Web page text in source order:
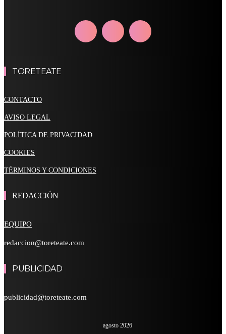
TORETEATE
CONTACTO
AVISO LEGAL
POLÍTICA DE PRIVACIDAD
COOKIES
TÉRMINOS Y CONDICIONES
REDACCIÓN
EQUIPO
redaccion@toreteate.com
PUBLICIDAD
publicidad@toreteate.com
agosto 2026